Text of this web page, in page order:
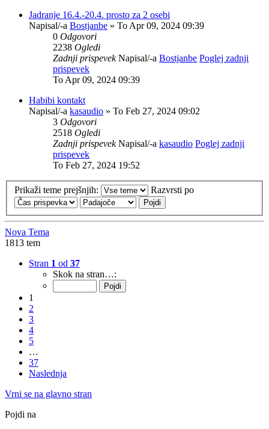
Jadranje 16.4.-20.4. prosto za 2 osebi
Napisal/-a Bostjanbe » To Apr 09, 2024 09:39
0 Odgovori
2238 Ogledi
Zadnji prispevekNapisal/-a Bostjanbe Poglej zadnji
prispevek
To Apr 09, 2024 09:39
Habibi kontakt
Napisal/-a kasaudio » To Feb 27, 2024 09:02
3 Odgovori
2518 Ogledi
Zadnji prispevekNapisal/-a kasaudio Poglej zadnji
prispevek
To Feb 27, 2024 19:52
Prikaži teme prejšnjih: Razvrsti po
Nova Tema
1813 tem
Stran 1 od 37
Skok na stran…:
1
2
3
4
5
…
37
Naslednja
Vrni se na glavno stran
Pojdi na